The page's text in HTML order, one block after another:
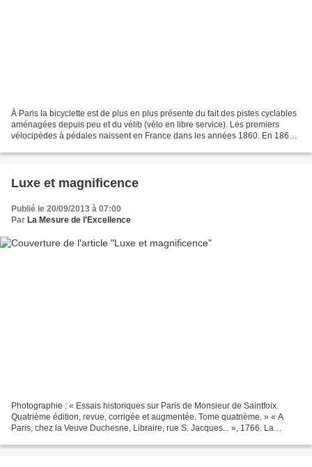
À Paris la bicyclette est de plus en plus présente du fait des pistes cyclables
aménagées depuis peu et du vélib (vélo en libre service). Les premiers
vélocipèdes à pédales naissent en France dans les années 1860. En 1867,
Luxe et magnificence
Publié le 20/09/2013 à 07:00
Par La Mesure de l'Excellence
Photographie : « Essais historiques sur Paris de Monsieur de Saintfoix.
Quatrième édition, revue, corrigée et augmentée. Tome quatrième. » « A
Paris, chez la Veuve Duchesne, Libraire, rue S. Jacques... », 1766. La